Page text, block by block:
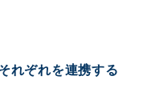
れぞれを連携する